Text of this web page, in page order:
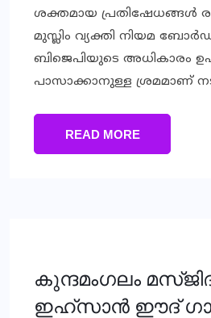
ശക്തമായ പ്രതിഷേധങ്ങള്‍
മുസ്ലിം വ്യക്തി നിയമ ബോര്‍ഡ്
ബിജെപിയുടെ അധികാരം
പാസാക്കാനുള്ള ശ്രമമാണ്
READ MORE
കുന്ദമംഗലം
ഇഹ്സാൻ ഈദ്